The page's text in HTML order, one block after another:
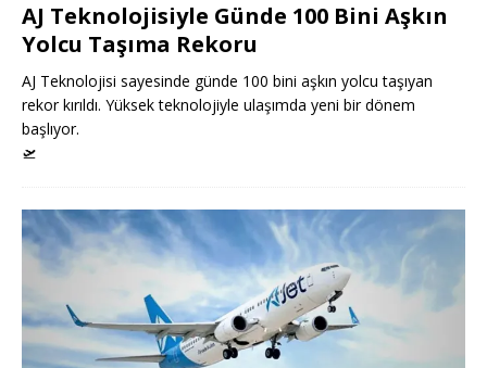
AJ Teknolojisiyle Günde 100 Bini Aşkın
Yolcu Taşıma Rekoru
AJ Teknolojisi sayesinde günde 100 bini aşkın yolcu taşıyan
rekor kırıldı. Yüksek teknolojiyle ulaşımda yeni bir dönem
başlıyor.
🛫